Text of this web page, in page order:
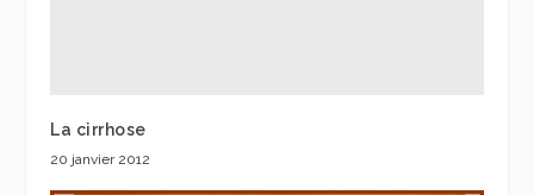
La cirrhose
20 janvier 2012